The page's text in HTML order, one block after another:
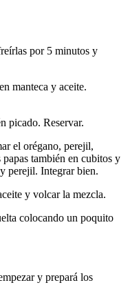
por 5 minutos y
manteca y aceite.
picado. Reservar.
el orégano, perejil,
también en cubitos y
perejil. Integrar bien.
y volcar la mezcla.
colocando un poquito
y prepará los